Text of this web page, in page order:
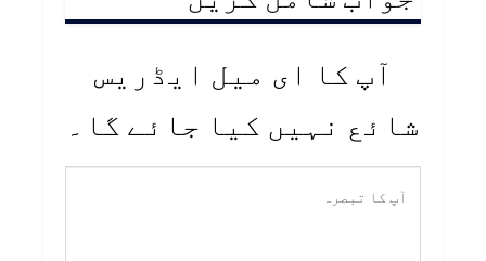
آپ کا ای میل ایڈریس
شائع نہیں کیا جائے گا۔